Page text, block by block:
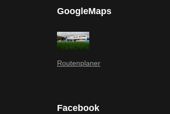
GoogleMaps
Routenplaner
Facebook